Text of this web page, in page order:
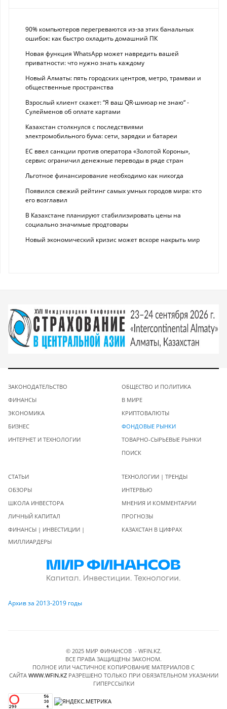
90% компьютеров перегреваются из-за этих банальных
ошибок: как быстро охладить домашний ПК
Новая функция WhatsApp может навредить вашей
приватности: что нужно знать каждому
Новый Алматы: пять городских центров, метро, трамваи и
общественные пространства
Взрослый клиент скажет: “Я ваш QR-шмюар не знаю“ -
Сулейменов об оплате картами
Казахстан столкнулся с последствиями
электромобильного бума: сети, зарядки и батареи
ЕС ввел санкции против оператора «Золотой Короны»,
сервис ограничил денежные переводы в ряде стран
Льготное финансирование необходимо как никогда
Появился свежий рейтинг самых умных городов мира: кто
его возглавил
В Казахстане планируют стабилизировать цены на
социально значимые продтовары
Новый экономический кризис может вскоре накрыть мир
ЗАКОНОДАТЕЛЬСТВО
ФИНАНСЫ
ЭКОНОМИКА
БИЗНЕС
ИНТЕРНЕТ И ТЕХНОЛОГИИ
ОБЩЕСТВО И ПОЛИТИКА
В МИРЕ
КРИПТОВАЛЮТЫ
ФОНДОВЫЕ РЫНКИ
ТОВАРНО-СЫРЬЕВЫЕ РЫНКИ
ПОИСК
СТАТЬИ
ОБЗОРЫ
ШКОЛА ИНВЕСТОРА
ЛИЧНЫЙ КАПИТАЛ
ФИНАНСЫ | ИНВЕСТИЦИИ |
МИЛЛИАРДЕРЫ
ТЕХНОЛОГИИ | ТРЕНДЫ
ИНТЕРВЬЮ
МНЕНИЯ И КОММЕНТАРИИ
ПРОГНОЗЫ
КАЗАХСТАН В ЦИФРАХ
Архив за 2013-2019 годы
© 2025 МИР ФИНАНСОВ - WFIN.KZ.
ВСЕ ПРАВА ЗАЩИЩЕНЫ ЗАКОНОМ.
ПОЛНОЕ ИЛИ ЧАСТИЧНОЕ КОПИРОВАНИЕ МАТЕРИАЛОВ C
САЙТА WWW.WFIN.KZРАЗРЕШЕНО ТОЛЬКО ПРИ ОБЯЗАТЕЛЬНОМ УКАЗАНИИ
ГИПЕРССЫЛКИ